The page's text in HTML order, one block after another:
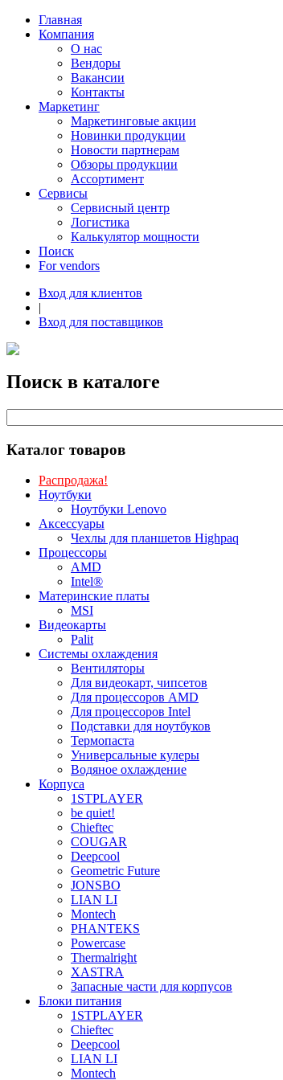
Главная
Компания
О нас
Вендоры
Вакансии
Контакты
Маркетинг
Маркетинговые акции
Новинки продукции
Новости партнерам
Обзоры продукции
Ассортимент
Сервисы
Сервисный центр
Логистика
Калькулятор мощности
Поиск
For vendors
Вход для клиентов
|
Вход для поставщиков
Поиск в каталоге
Каталог товаров
Распродажа!
Ноутбуки
Ноутбуки Lenovo
Аксессуары
Чехлы для планшетов Highpaq
Процессоры
AMD
Intel®
Материнские платы
MSI
Видеокарты
Palit
Системы охлаждения
Вентиляторы
Для видеокарт, чипсетов
Для процессоров AMD
Для процессоров Intel
Подставки для ноутбуков
Термопаста
Универсальные кулеры
Водяное охлаждение
Корпуса
1STPLAYER
be quiet!
Chieftec
COUGAR
Deepcool
Geometric Future
JONSBO
LIAN LI
Montech
PHANTEKS
Powercase
Thermalright
XASTRA
Запасные части для корпусов
Блоки питания
1STPLAYER
Chieftec
Deepcool
LIAN LI
Montech